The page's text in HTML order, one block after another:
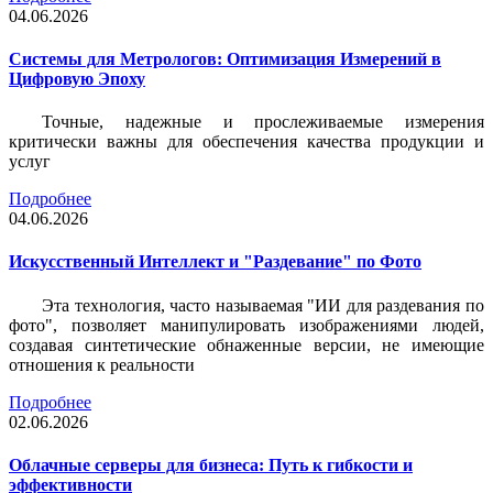
04.06.2026
Системы для Метрологов: Оптимизация Измерений в
Цифровую Эпоху
Точные, надежные и прослеживаемые измерения
критически важны для обеспечения качества продукции и
услуг
Подробнее
04.06.2026
Искусственный Интеллект и "Раздевание" по Фото
Эта технология, часто называемая "ИИ для раздевания по
фото", позволяет манипулировать изображениями людей,
создавая синтетические обнаженные версии, не имеющие
отношения к реальности
Подробнее
02.06.2026
Облачные серверы для бизнеса: Путь к гибкости и
эффективности